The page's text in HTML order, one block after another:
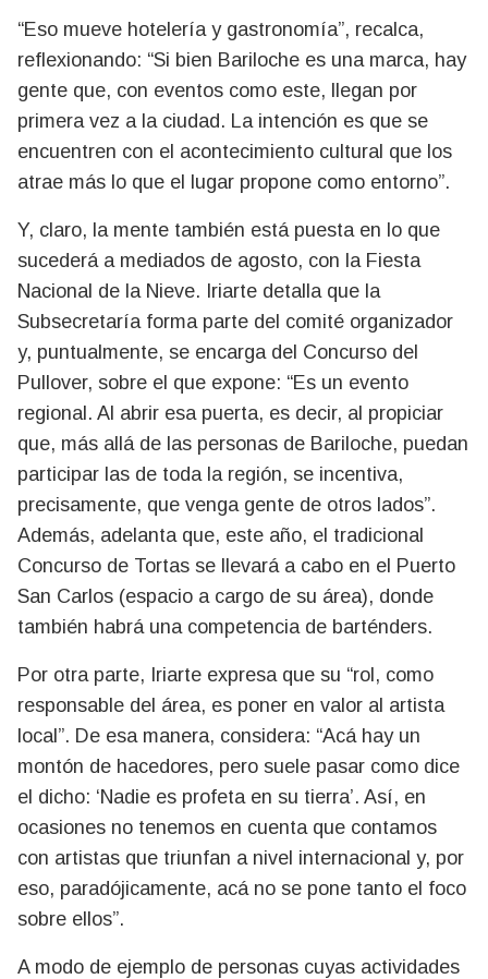
“Eso mueve hotelería y gastronomía”, recalca,
reflexionando: “Si bien Bariloche es una marca, hay
gente que, con eventos como este, llegan por
primera vez a la ciudad. La intención es que se
encuentren con el acontecimiento cultural que los
atrae más lo que el lugar propone como entorno”.
Y, claro, la mente también está puesta en lo que
sucederá a mediados de agosto, con la Fiesta
Nacional de la Nieve. Iriarte detalla que la
Subsecretaría forma parte del comité organizador
y, puntualmente, se encarga del Concurso del
Pullover, sobre el que expone: “Es un evento
regional. Al abrir esa puerta, es decir, al propiciar
que, más allá de las personas de Bariloche, puedan
participar las de toda la región, se incentiva,
precisamente, que venga gente de otros lados”.
Además, adelanta que, este año, el tradicional
Concurso de Tortas se llevará a cabo en el Puerto
San Carlos (espacio a cargo de su área), donde
también habrá una competencia de barténders.
Por otra parte, Iriarte expresa que su “rol, como
responsable del área, es poner en valor al artista
local”. De esa manera, considera: “Acá hay un
montón de hacedores, pero suele pasar como dice
el dicho: ‘Nadie es profeta en su tierra’. Así, en
ocasiones no tenemos en cuenta que contamos
con artistas que triunfan a nivel internacional y, por
eso, paradójicamente, acá no se pone tanto el foco
sobre ellos”.
A modo de ejemplo de personas cuyas actividades